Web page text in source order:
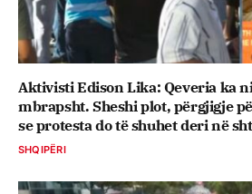
Aktivisti Edison Lika: Qeveria ka
mbrapsht. Sheshi plot, përgjigje
se protesta do të shuhet deri në
SHQIPËRI